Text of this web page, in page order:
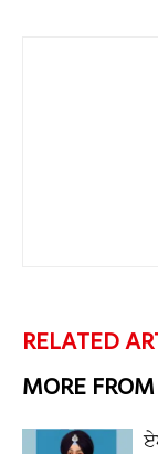
RELATED
MORE